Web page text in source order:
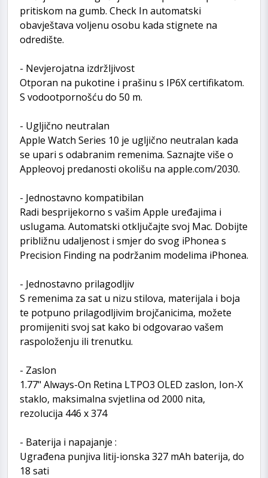
pritiskom na gumb. Check In automatski
obavještava voljenu osobu kada stignete na
odredište.
- Nevjerojatna izdržljivost
Otporan na pukotine i prašinu s IP6X certifikatom.
S vodootpornošću do 50 m.
- Ugljično neutralan
Apple Watch Series 10 je ugljično neutralan kada
se upari s odabranim remenima. Saznajte više o
Appleovoj predanosti okolišu na apple.com/2030.
- Jednostavno kompatibilan
Radi besprijekorno s vašim Apple uređajima i
uslugama. Automatski otključajte svoj Mac. Dobijte
približnu udaljenost i smjer do svog iPhonea s
Precision Finding na podržanim modelima iPhonea.
- Jednostavno prilagodljiv
S remenima za sat u nizu stilova, materijala i boja
te potpuno prilagodljivim brojčanicima, možete
promijeniti svoj sat kako bi odgovarao vašem
raspoloženju ili trenutku.
- Zaslon
1.77" Always-On Retina LTPO3 OLED zaslon, Ion-X
staklo, maksimalna svjetlina od 2000 nita,
rezolucija 446 x 374
- Baterija i napajanje :
Ugrađena punjiva litij-ionska 327 mAh baterija, do
18 sati